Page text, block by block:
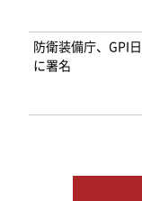
防衛装備庁、GPI
に署名